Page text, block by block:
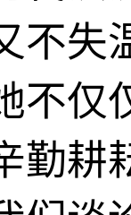
不失
不仅
勤耕